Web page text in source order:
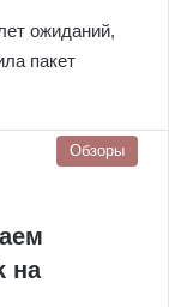
ожиданий,
пакет
Обзоры
на